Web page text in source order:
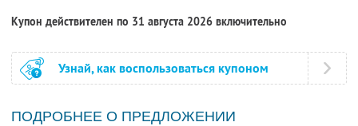
Купон действителен по 31 августа 2026 включительно
Узнай, как воспользоваться купоном
ПОДРОБНЕЕ О ПРЕДЛОЖЕНИИ